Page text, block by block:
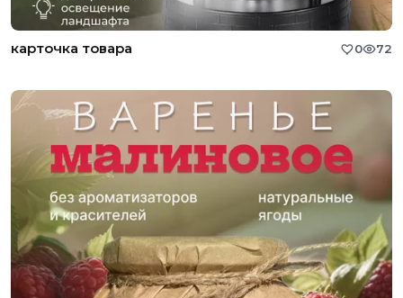
карточка товара 0 72